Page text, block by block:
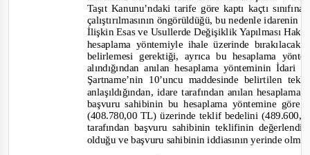
Taşıt Kanunu’ndaki tarife göre kaptı kaçtı
çalıştırılmasının öngörüldüğü, bu nedenle
İlişkin Esas ve Usullerde Değişiklik Yapılması
hesaplama yöntemiyle ihale üzerinde
belirlemesi gerektiği, ayrıca bu hesaplama
alındığından anılan hesaplama yönteminin
Şartname’nin 10’uncu maddesinde belirtilen
anlaşıldığından, idare tarafından anılan
başvuru sahibinin bu hesaplama yöntemine
(408.780,00 TL) üzerinde teklif bedelini
tarafından başvuru sahibinin teklifinin
olduğu ve başvuru sahibinin iddiasının yerinde